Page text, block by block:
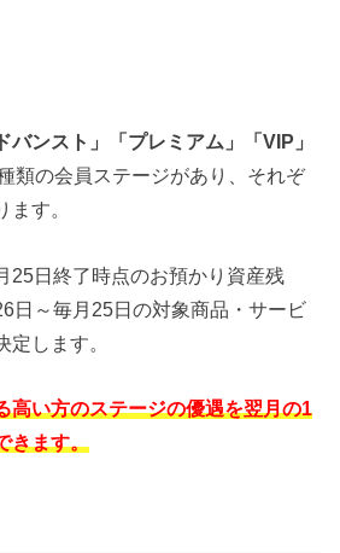
バンスト」「プレミアム」「VIP」
類の会員ステージがあり、それぞ
す。
25日終了時点のお預かり資産残
日～毎月25日の対象商品・サービ
定します。
高い方のステージの優遇を翌月の1
きます。